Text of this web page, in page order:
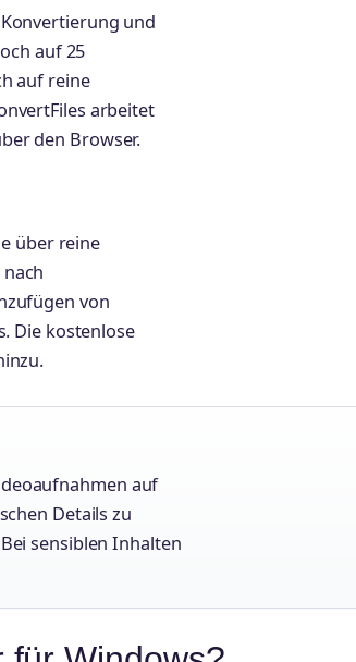
und
auf 25
auf reine
arbeitet
den Browser.
über reine
von
Die kostenlose
auf
Details zu
sensiblen Inhalten